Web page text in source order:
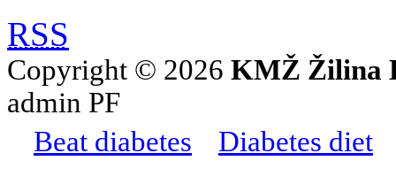
RSS
Copyright © 2026 KMŽ Žilina
admin PF
Beat diabetes
Diabetes diet